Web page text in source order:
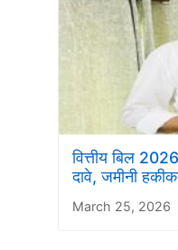
वित्तीय बिल
दावे, जमीनी
March 25, 2026